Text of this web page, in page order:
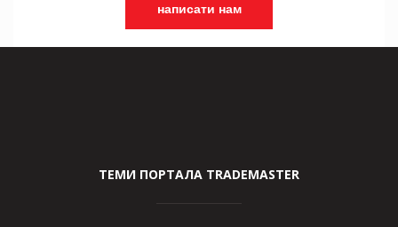
написати нам
ТЕМИ ПОРТАЛА TRADEMASTER